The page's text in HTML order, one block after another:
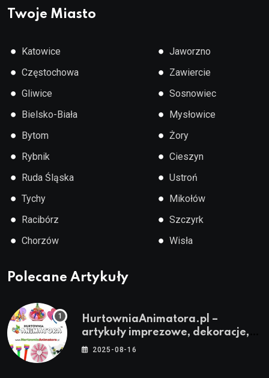
Twoje Miasto
● Katowice
● Częstochowa
● Gliwice
● Bielsko-Biała
● Bytom
● Rybnik
● Ruda Śląska
● Tychy
● Racibórz
● Chorzów
● Jaworzno
● Zawiercie
● Sosnowiec
● Mysłowice
● Żory
● Cieszyn
● Ustroń
● Mikołów
● Szczyrk
● Wisła
Polecane Artykuły
HurtowniaAnimatora.pl –
artykuły imprezowe, dekoracje,
stroje i akcesoria dla animatorów
2025-08-16